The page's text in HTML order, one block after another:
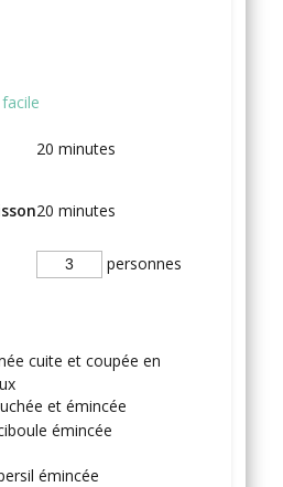
20 minutes
20 minutes
personnes
cuite et coupée en
et émincée
émincée
émincée